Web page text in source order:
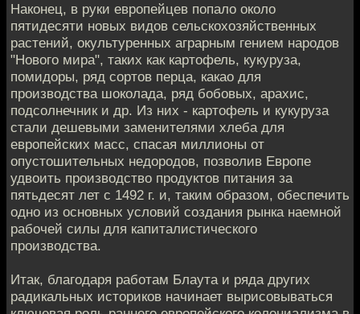
Наконец, в руки европейцев попало около
пятидесяти новых видов сельскохозяйственных
растений, окультуренных аграрным гением народов
"Нового мира", таких как картофель, кукуруза,
помидоры, ряд сортов перца, какао для
производства шоколада, ряд бобовых, арахис,
подсолнечник и др. Из них - картофель и кукуруза
стали дешевыми заменителями хлеба для
европейских масс, спасая миллионы от
опустошительных недородов, позволив Европе
удвоить производство продуктов питания за
пятьдесят лет с 1492 г. и, таким образом, обеспечить
одно из основных условий создания рынка наемной
рабочей силы для капиталистического
производства.
Итак, благодаря работам Блаута и ряда других
радикальных историков начинает вырисовываться